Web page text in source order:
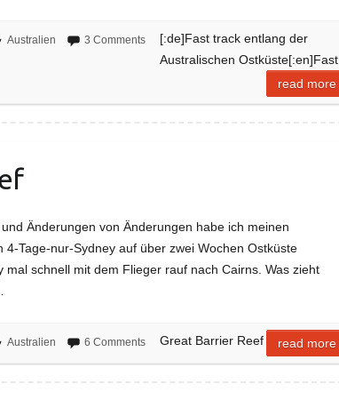
Australien 3 Comments
[:de]Fast track entlang der
Australischen Ostküste[:en]Fast
read more
Änderungen von Änderungen habe ich meinen
4-Tage-nur-Sydney auf über zwei Wochen Ostküste
mal schnell mit dem Flieger rauf nach Cairns. Was zieht
Australien 6 Comments Great Barrier Reef read more